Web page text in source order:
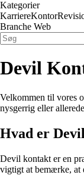
Kategorier
KarriereKontor
Branche Web
Devil
Velkommen til vores
nysgerrig eller
Hvad er
Devil kontakt er en
vigtigt at bemærke, at